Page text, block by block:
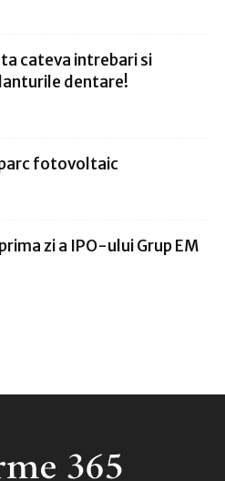
cateva intrebari si
dentare!
fotovoltaic
zi a IPO-ului Grup EM